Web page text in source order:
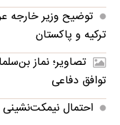
توضیح وزیر خارجه
ترکیه و پاکستان
تصاویر؛ نماز
توافق دفاعی
احتمال